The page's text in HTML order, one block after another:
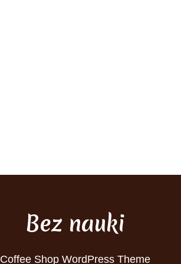
Bez nauki
Coffee Shop WordPress Theme